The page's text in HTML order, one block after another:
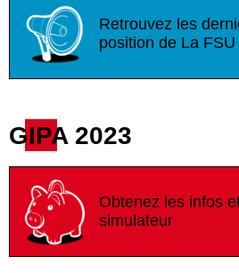
Retrouvez les
position de La
GIPA 2023
Obtenez les infos
simulateur